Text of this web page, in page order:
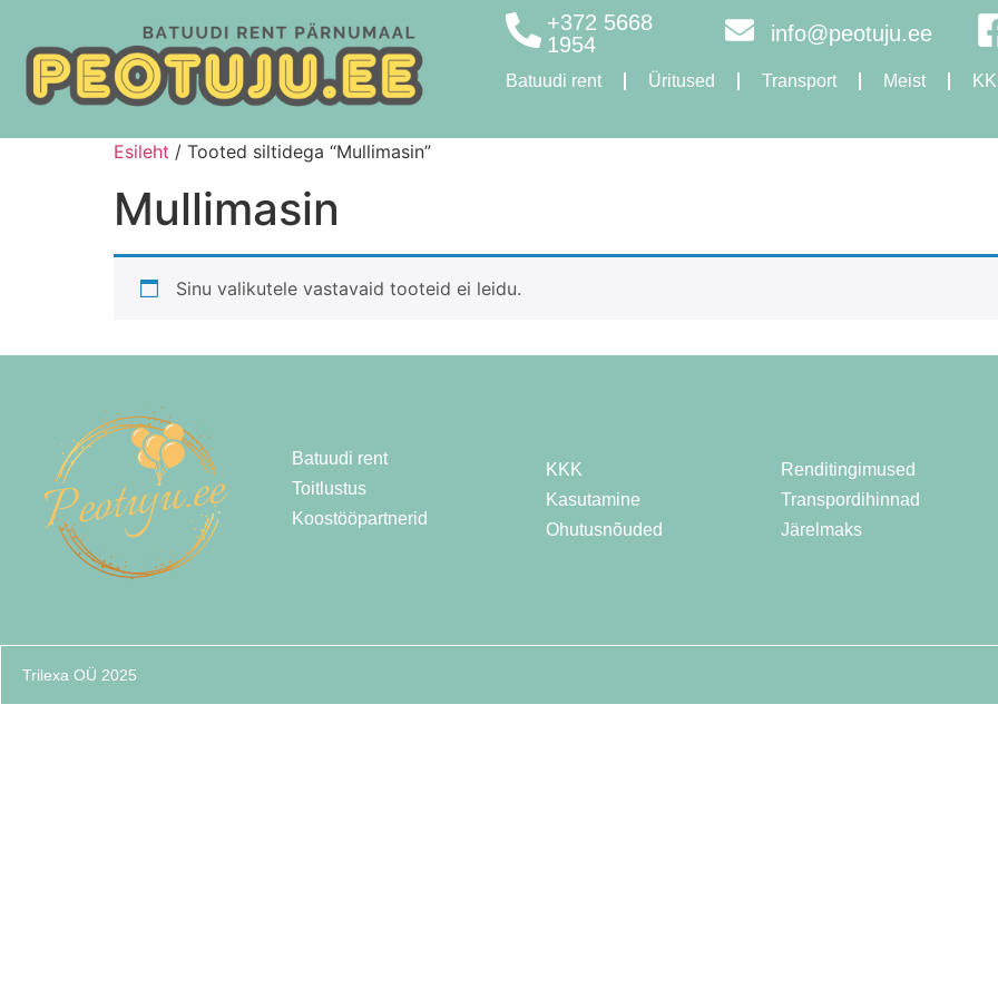
+372 5668
1954
info@peotuju.ee
Batuudi rent Üritused Transport Meist
Esileht / Tooted siltidega “Mullimasin”
Mullimasin
Sinu valikutele vastavaid tooteid ei leidu.
Batuudi rent
Toitlustus
Koostööpartnerid
KKK
Kasutamine
Ohutusnõuded
Renditingimused
Transpordihinnad
Järelmaks
Trilexa OÜ 2025